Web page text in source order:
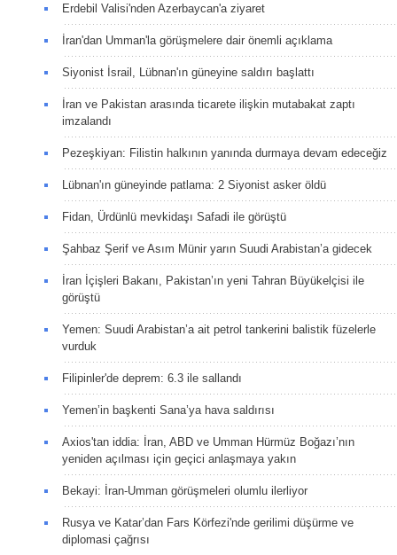
Erdebil Valisi'nden Azerbaycan'a ziyaret
İran'dan Umman'la görüşmelere dair önemli açıklama
Siyonist İsrail, Lübnan'ın güneyine saldırı başlattı
İran ve Pakistan arasında ticarete ilişkin mutabakat zaptı
imzalandı
Pezeşkiyan: Filistin halkının yanında durmaya devam edeceğiz
Lübnan'ın güneyinde patlama: 2 Siyonist asker öldü
Fidan, Ürdünlü mevkidaşı Safadi ile görüştü
Şahbaz Şerif ve Asım Münir yarın Suudi Arabistan’a gidecek
İran İçişleri Bakanı, Pakistan’ın yeni Tahran Büyükelçisi ile
görüştü
Yemen: Suudi Arabistan’a ait petrol tankerini balistik füzelerle
vurduk
Filipinler'de deprem: 6.3 ile sallandı
Yemen’in başkenti Sana’ya hava saldırısı
Axios'tan iddia: İran, ABD ve Umman Hürmüz Boğazı’nın
yeniden açılması için geçici anlaşmaya yakın
Bekayi: İran-Umman görüşmeleri olumlu ilerliyor
Rusya ve Katar’dan Fars Körfezi'nde gerilimi düşürme ve
diplomasi çağrısı